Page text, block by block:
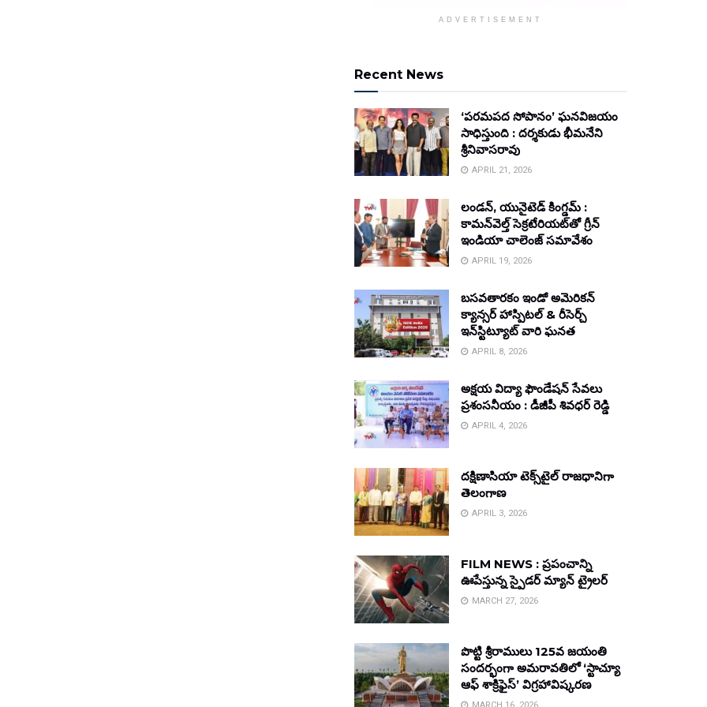
ADVERTISEMENT
Recent News
‘పరమపద సోపానం’ ఘనవిజయం
సాధిస్తుంది : దర్శకుడు భీమనేని
శ్రీనివాసరావు
APRIL 21, 2026
లండన్, యునైటెడ్ కింగ్డమ్ :
కామన్‌వెల్త్ సెక్రటేరియట్‌తో గ్రీన్
ఇండియా చాలెంజ్ సమావేశం
APRIL 19, 2026
బసవతారకం ఇండో అమెరికన్
క్యాన్సర్ హాస్పిటల్ & రీసెర్చ్
ఇన్‌స్టిట్యూట్ వారి ఘనత
APRIL 8, 2026
అక్షయ విద్యా ఫౌండేషన్ సేవలు
ప్రశంసనీయం : డీజీపీ శివధర్ రెడ్డి
APRIL 4, 2026
దక్షిణాసియా టెక్స్‌టైల్ రాజధానిగా
తెలంగాణ
APRIL 3, 2026
FILM NEWS : ప్రపంచాన్ని
ఊపేస్తున్న స్పైడర్ మ్యాన్ ట్రైలర్
MARCH 27, 2026
పొట్టి శ్రీరాములు 125వ జయంతి
సందర్భంగా అమరావతిలో ‘స్టాచ్యూ
ఆఫ్ శాక్రిఫైస్’ విగ్రహావిష్కరణ
MARCH 16, 2026